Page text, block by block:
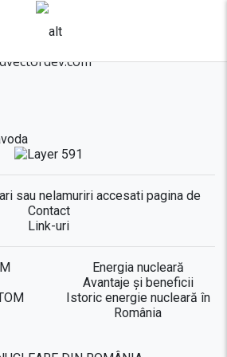
SA
CRM: cURL error 6: Could not
sau nelamuriri accesati pagina de
Contact
Link-uri
Energia nucleară
Avantaje și beneficii
Istoric energie nucleară în
România